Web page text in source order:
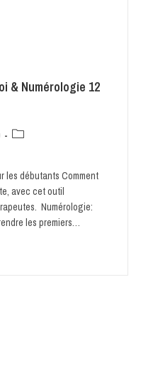
& Numérologie 12
les débutants Comment
avec cet outil
Numérologie:
les premiers…